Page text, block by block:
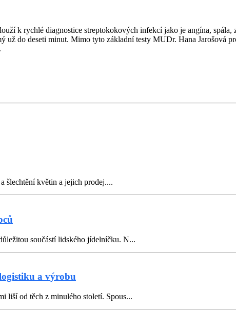
k rychlé diagnostice streptokokových infekcí jako je angína,
už do deseti minut. Mimo tyto základní testy MUDr. Hana Jarošová
šlechtění květin a jejich prodej....
součástí lidského jídelníčku. N...
a výrobu
liší od těch z minulého století. Spous...